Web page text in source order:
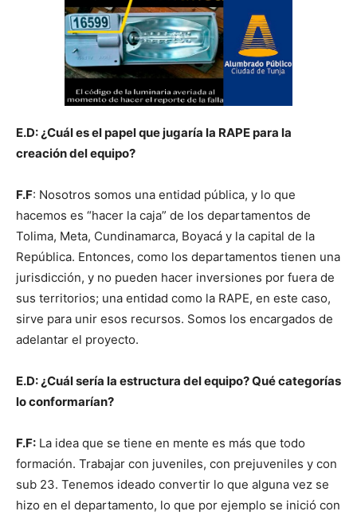
E.D: ¿Cuál es el papel que jugaría la RAPE para la
creación del equipo?
F.F: Nosotros somos una entidad pública, y lo que
hacemos es “hacer la caja” de los departamentos de
Tolima, Meta, Cundinamarca, Boyacá y la capital de la
República. Entonces, como los departamentos tienen una
jurisdicción, y no pueden hacer inversiones por fuera de
sus territorios; una entidad como la RAPE, en este caso,
sirve para unir esos recursos. Somos los encargados de
adelantar el proyecto.
E.D: ¿Cuál sería la estructura del equipo? Qué categorías
lo conformarían?
F.F: La idea que se tiene en mente es más que todo
formación. Trabajar con juveniles, con prejuveniles y con
sub 23. Tenemos ideado convertir lo que alguna vez se
hizo en el departamento, lo que por ejemplo se inició con